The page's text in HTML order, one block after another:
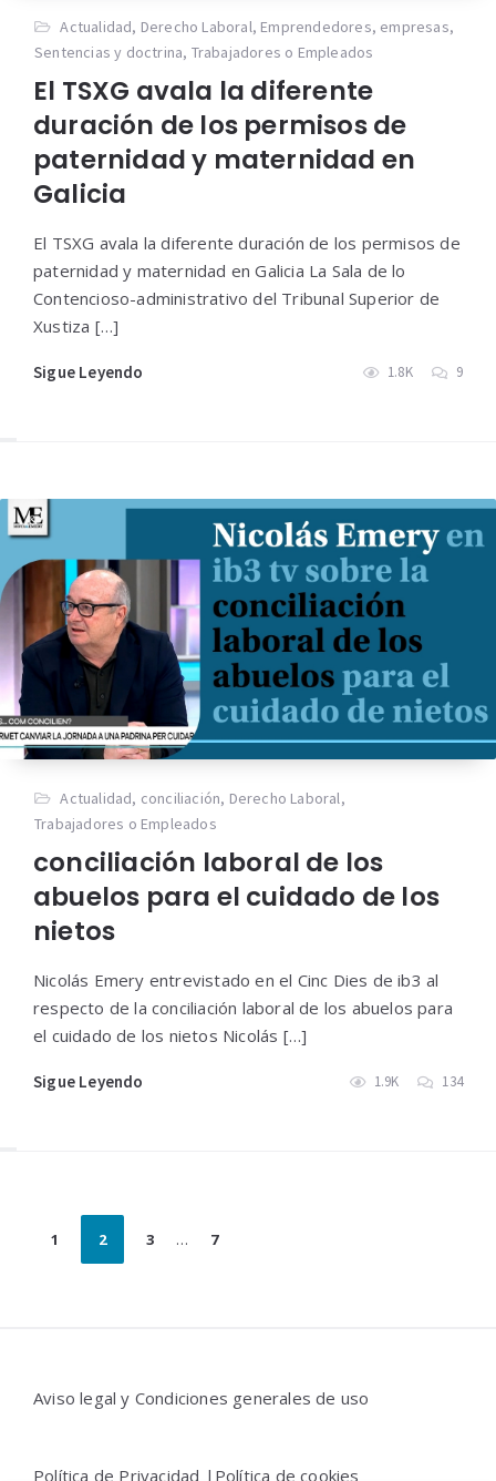
Actualidad, Derecho Laboral, Emprendedores, empresas,
Sentencias y doctrina, Trabajadores o Empleados
El TSXG avala la diferente
duración de los permisos de
paternidad y maternidad en
Galicia
El TSXG avala la diferente duración de los permisos de
paternidad y maternidad en Galicia La Sala de lo
Contencioso-administrativo del Tribunal Superior de
Xustiza […]
Sigue Leyendo 1.8K 9
Actualidad, conciliación, Derecho Laboral,
Trabajadores o Empleados
conciliación laboral de los
abuelos para el cuidado de los
nietos
Nicolás Emery entrevistado en el Cinc Dies de ib3 al
respecto de la conciliación laboral de los abuelos para
el cuidado de los nietos Nicolás […]
Sigue Leyendo 1.9K 134
Paginación
1 2 3 … 7
Aviso legal y Condiciones generales de uso
Política de Privacidad | Política de cookies